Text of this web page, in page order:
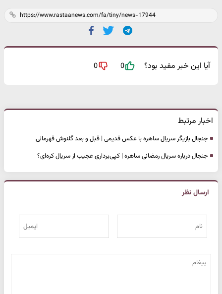
آیا این خبر مفید بود؟ 0
0
اخبار مرتبط
جنجال بازیگر سریال ساهره با عکس قدیمی | قبل و بعد گلنوش قهرمانی
جنجال درباره سریال رمضانی ساهره | کپی‌برداری عجیب از سریال کره‌ای؟
ارسال نظر